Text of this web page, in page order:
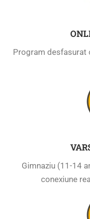
Program desfasurat
Gimnaziu (11-14
conexiune